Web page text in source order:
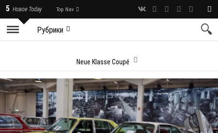
5 Новое Today Top Nav
Рубрики
Neue Klasse Coupé